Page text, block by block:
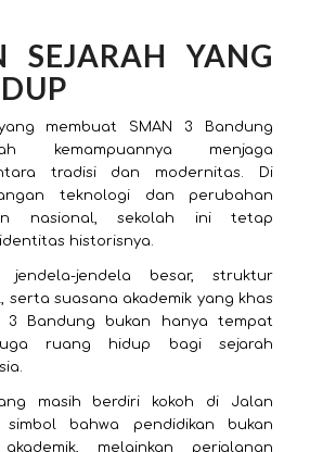
SEJARAH YANG
membuat SMAN 3 Bandung
kemampuannya menjaga
tradisi dan modernitas. Di
teknologi dan perubahan
nasional, sekolah ini tetap
historisnya.
jendela-jendela besar, struktur
serta suasana akademik yang khas
3 Bandung bukan hanya tempat
ruang hidup bagi sejarah
masih berdiri kokoh di Jalan
simbol bahwa pendidikan bukan
melainkan perjalanan